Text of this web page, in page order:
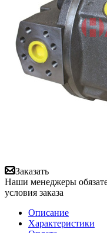
Заказать
Наши менеджеры
условия заказа
Описание
Характеристики